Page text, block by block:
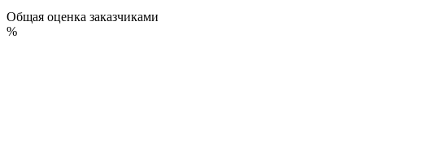
Общая оценка заказчиками
%